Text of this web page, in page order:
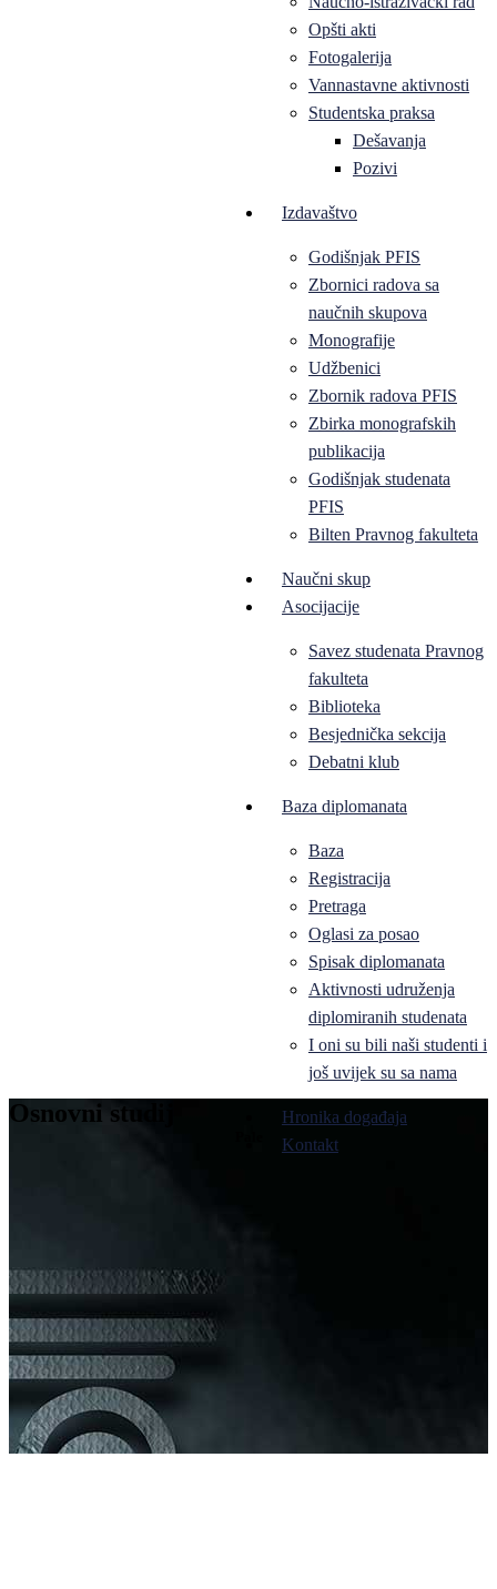
Opšti akti
Fotogalerija
Vannastavne aktivnosti
Studentska praksa
Dešavanja
Pozivi
Izdavaštvo
Godišnjak PFIS
Zbornici radova sa
naučnih skupova
Monografije
Udžbenici
Zbornik radova PFIS
Zbirka monografskih
publikacija
Godišnjak studenata
PFIS
Bilten Pravnog fakulteta
Naučni skup
Asocijacije
Savez studenata Pravnog
fakulteta
Biblioteka
Besjednička sekcija
Debatni klub
Baza diplomanata
Baza
Registracija
Pretraga
Oglasi za posao
Spisak diplomanata
Aktivnosti udruženja
diplomiranih studenata
I oni su bili naši studenti i
još uvijek su sa nama
Hronika događaja
Kontakt
Osnovni studij